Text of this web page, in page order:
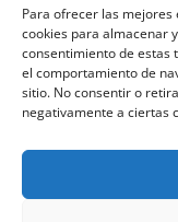
Para ofrecer las
cookies para almacenar
consentimiento de estas
el comportamiento de
sitio. No consentir o
negativamente a ciertas
Formulario
Métodos de
Formulario
Formulario